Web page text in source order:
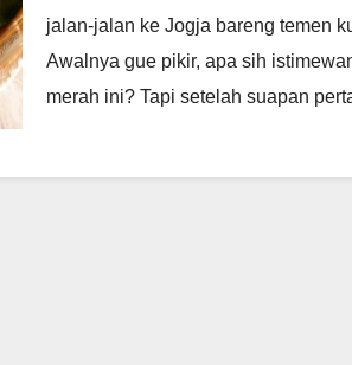
jalan-jalan ke Jogja bareng temen
Awalnya gue pikir, apa sih
merah ini? Tapi setelah suapan